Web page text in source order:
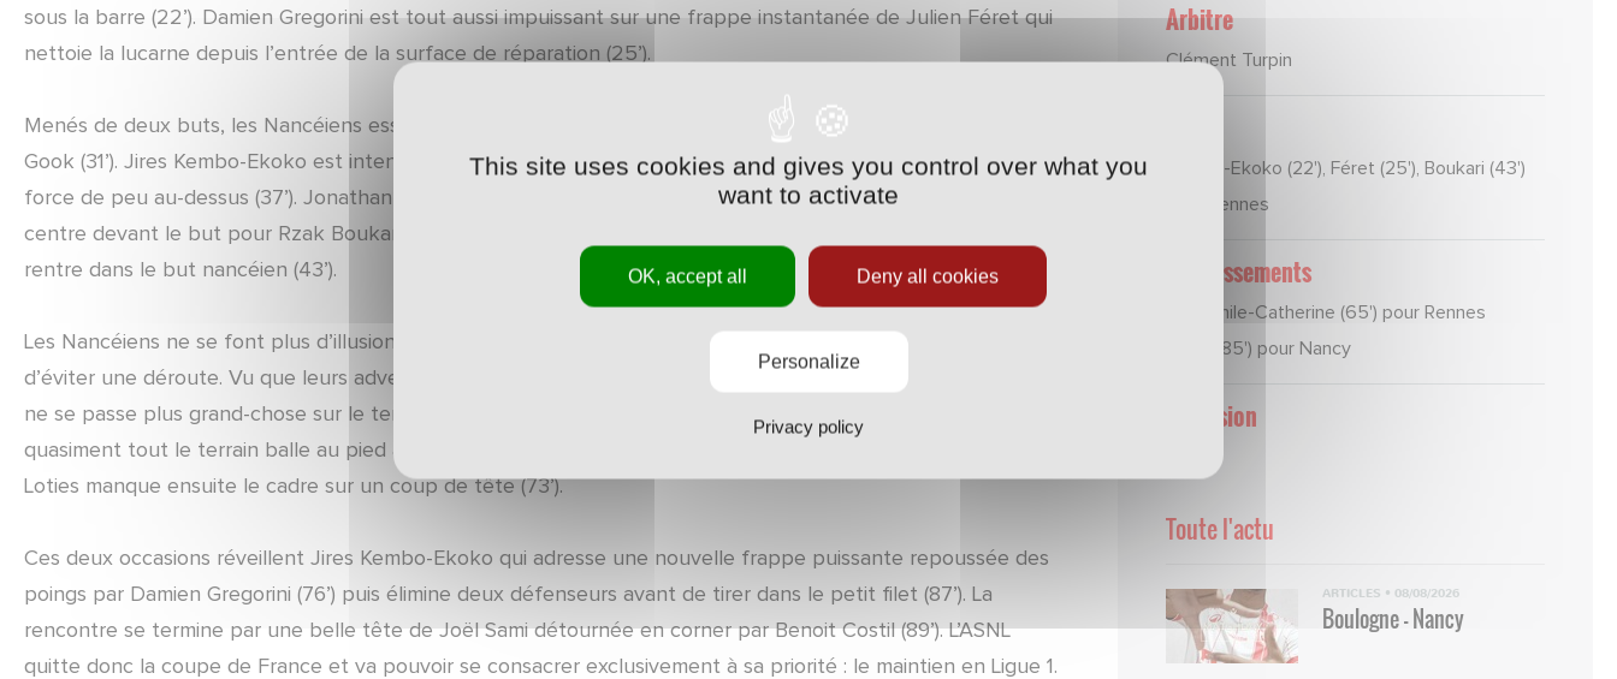
sous la barre (22’). Damien Gregorini est tout aussi impuissant sur une frappe instantanée de Julien Féret qui
nettoie la lucarne depuis l’entrée de la surface de réparation (25’).
Menés de deux buts, les Nancéiens essayent de revenir au score par une frappe un peu trop croisée de Jo-
Gook (31’). Jires Kembo-Ekoko est intenable ce soir. Il déséquilibre Jordan Loties par un dribble puis frappe en
force de peu au-dessus (37’). Jonathan Pitroïpa est plus discret jusqu’à ce contre où il déborde côté droit et
centre devant le but pour Rzak Boukari. La reprise croisée de l’avant-centre rennais heurte le poteau et
rentre dans le but nancéien (43’).
Les Nancéiens ne se font plus d’illusions et semblent entamer la seconde période avec l’unique objectif
d’éviter une déroute. Vu que leurs adversaires se contentent désormais de gérer leur confortable avance, il
ne se passe plus grand-chose sur le terrain. Lossemy Karaboué tente alors sa chance en solo et remonte
quasiment tout le terrain balle au pied avant de frapper du gauche au-dessus (68’). Seul à six mètres, Jordan
Loties manque ensuite le cadre sur un coup de tête (73’).
Ces deux occasions réveillent Jires Kembo-Ekoko qui adresse une nouvelle frappe puissante repoussée des
poings par Damien Gregorini (76’) puis élimine deux défenseurs avant de tirer dans le petit filet (87’). La
rencontre se termine par une belle tête de Joël Sami détournée en corner par Benoit Costil (89’). L’ASNL
quitte donc la coupe de France et va pouvoir se consacrer exclusivement à sa priorité : le maintien en Ligue 1.
Arbitre
Clément Turpin
Kembo-Ekoko (22'), Féret (25'), Boukari (43')
pour Rennes
Avertissements
Théophile-Catherine (65') pour Rennes
Bakar (85') pour Nancy
Expulsion
Toute l'actu
ARTICLES • 08/08/2026
Boulogne - Nancy
This site uses cookies and gives you control over what you
want to activate
OK, accept all Deny all cookies
Personalize
Privacy policy